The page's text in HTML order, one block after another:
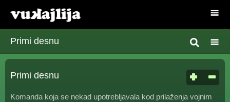
Primi desnu
Primi desnu
Komanda koja se nekad upotrebljavala kod prilaženja vojnim